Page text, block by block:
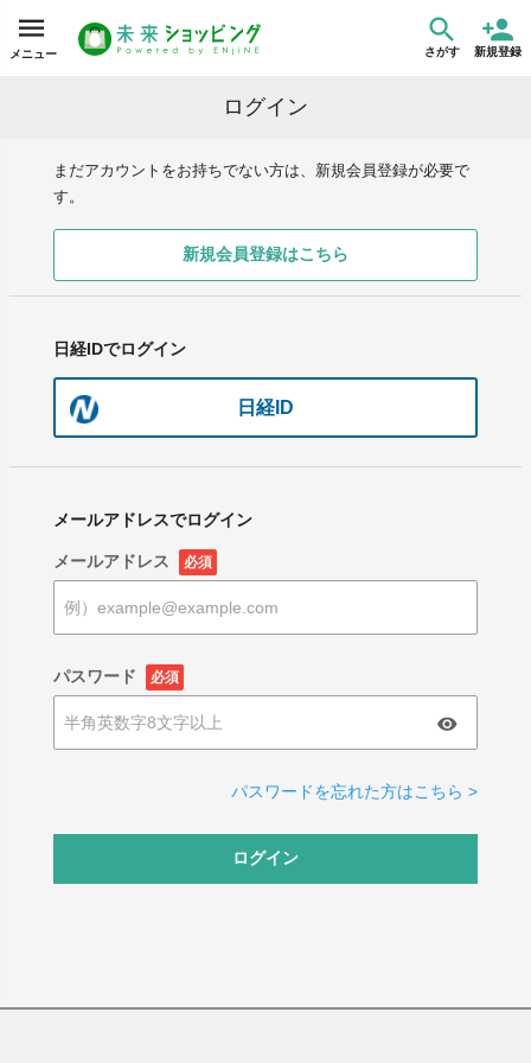
メニュー さがす 新規登録
ログイン
まだアカウントをお持ちでない方は、新規会員登録が必要で
す。
新規会員登録はこちら
日経IDでログイン
日経ID
メールアドレスでログイン
メールアドレス 必須
パスワード 必須
パスワードを忘れた方はこちら >
ログイン